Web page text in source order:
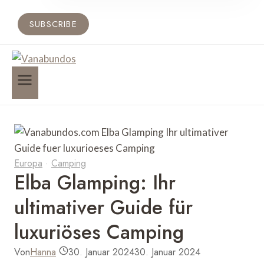
SUBSCRIBE
Europa · Camping
Elba Glamping: Ihr
ultimativer Guide für
luxuriöses Camping
VonHanna 30. Januar 202430. Januar 2024